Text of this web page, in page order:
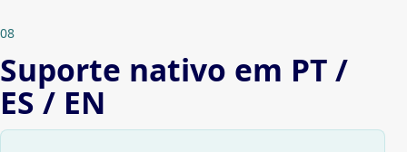
08
Suporte nativo em PT /
ES / EN